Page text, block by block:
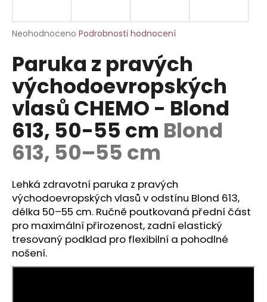
Průměrné
produktu
je
z
5
hvězdiček.
Neohodnoceno Podrobnosti hodnocení
Paruka z pravých
východoevropských
vlasů CHEMO - Blond
613, 50-55 cm Blond
613, 50–55 cm
Lehká zdravotní paruka z pravých
východoevropských vlasů v odstínu Blond 613,
délka 50–55 cm. Ručně poutkovaná přední část
pro maximální přirozenost, zadní elastický
tresovaný podklad pro flexibilní a pohodlné
nošení.
j
t
?
HLEDAT
D
o
p
o
r
u
č